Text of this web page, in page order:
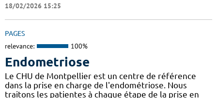
18/02/2026 15:25
PAGES
relevance: 100%
Endometriose
Le CHU de Montpellier est un centre de référence
dans la prise en charge de l'endométriose. Nous
traitons les patientes à chaque étape de la prise en